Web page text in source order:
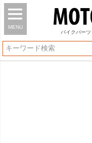
MENU
バイク パーツ